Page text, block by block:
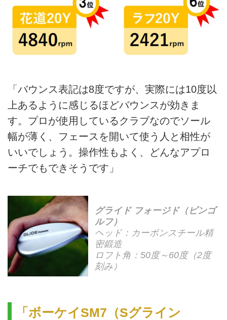
「バウンス表記は8度ですが、実際には10度以
上あるように感じるほどバウンスが効きま
す。プロが使用しているクラブなのでソール
幅が薄く、フェースを開いて使う人と相性が
いいでしょう。操作性もよく、どんなアプロ
ーチでもできそうです」
グライド フォージド（ピンゴ
ルフ）
ヘッド：カーボンスチール精
密鍛造
ロフト角：50度～60度（2度
刻み）
「ボーケイSM7（Sグライン